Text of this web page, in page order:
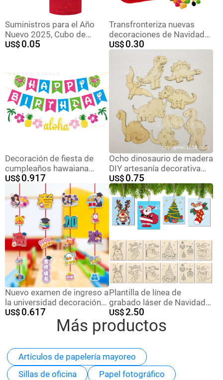
Suministros para el Año
Nuevo 2025, Cubo de
Bendición al por Mayor,
Acebo Simulado, Cubo de
Regalo de Año Nuevo,
Recuerdo
US$ 0.05
Transfronteriza nuevas
decoraciones de Navidad
copo de nieve Calcetines
de Navidad árbol de
Navidad adornos regalo
bolsa Navidad niños
regalos
US$ 0.30
Decoración de fiesta de
cumpleaños hawaiana
transfronteriza bandera de
dibujo decoración de
cumpleaños de verano
props banderas flamencos
US$ 0.917
Ocho dinosaurio de madera
DIY artesanía decorativa
dinosaurio mezclado 8
unidades un paquete
US$ 0.75
Nuevo examen de ingreso a
la universidad decoración
colgante de papel lista de
oro título de inspiración
bendición cortina colgante
reabastecimiento colgante
US$ 0.617
Plantilla de línea de
grabado láser de Navidad
DiY colgante decorativo
hecho a mano Pintura de
educación temprana para
US$2.50
Más productos
Artículos de papelería mayoreo
Sillas de oficina
Papel fotográfico